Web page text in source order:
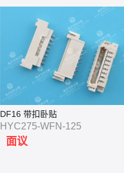
DF16 带扣卧贴
HYC275-WFN-125
面议